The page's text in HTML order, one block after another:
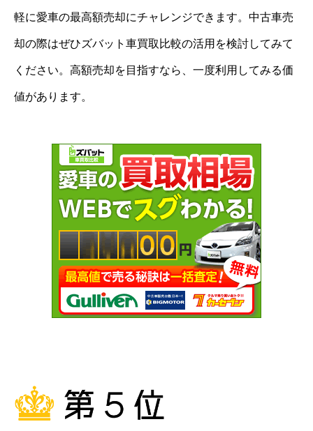
軽に愛車の最高額売却にチャレンジできます。中古車売
却の際はぜひズバット車買取比較の活用を検討してみて
ください。高額売却を目指すなら、一度利用してみる価
値があります。